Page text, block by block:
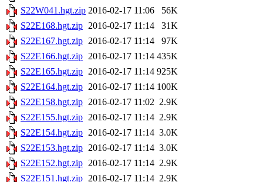
S22W041.hgt.zip 2016-02-17 11:06
56K
S22E168.hgt.zip 2016-02-17 11:14
31K
S22E167.hgt.zip 2016-02-17 11:14
97K
S22E166.hgt.zip 2016-02-17 11:14 435K
S22E165.hgt.zip 2016-02-17 11:14 925K
S22E164.hgt.zip 2016-02-17 11:14 100K
S22E158.hgt.zip 2016-02-17 11:02 2.9K
S22E155.hgt.zip 2016-02-17 11:14 2.9K
S22E154.hgt.zip 2016-02-17 11:14 3.0K
S22E153.hgt.zip 2016-02-17 11:14 3.0K
S22E152.hgt.zip 2016-02-17 11:14 2.9K
S22E151.hgt.zip 2016-02-17 11:14 2.9K